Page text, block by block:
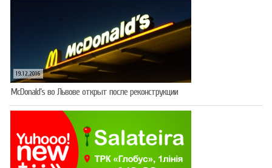
19.12.2016
McDonald’s во Львове открыт после реконструкции